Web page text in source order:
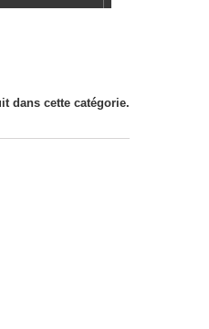
dans cette catégorie.